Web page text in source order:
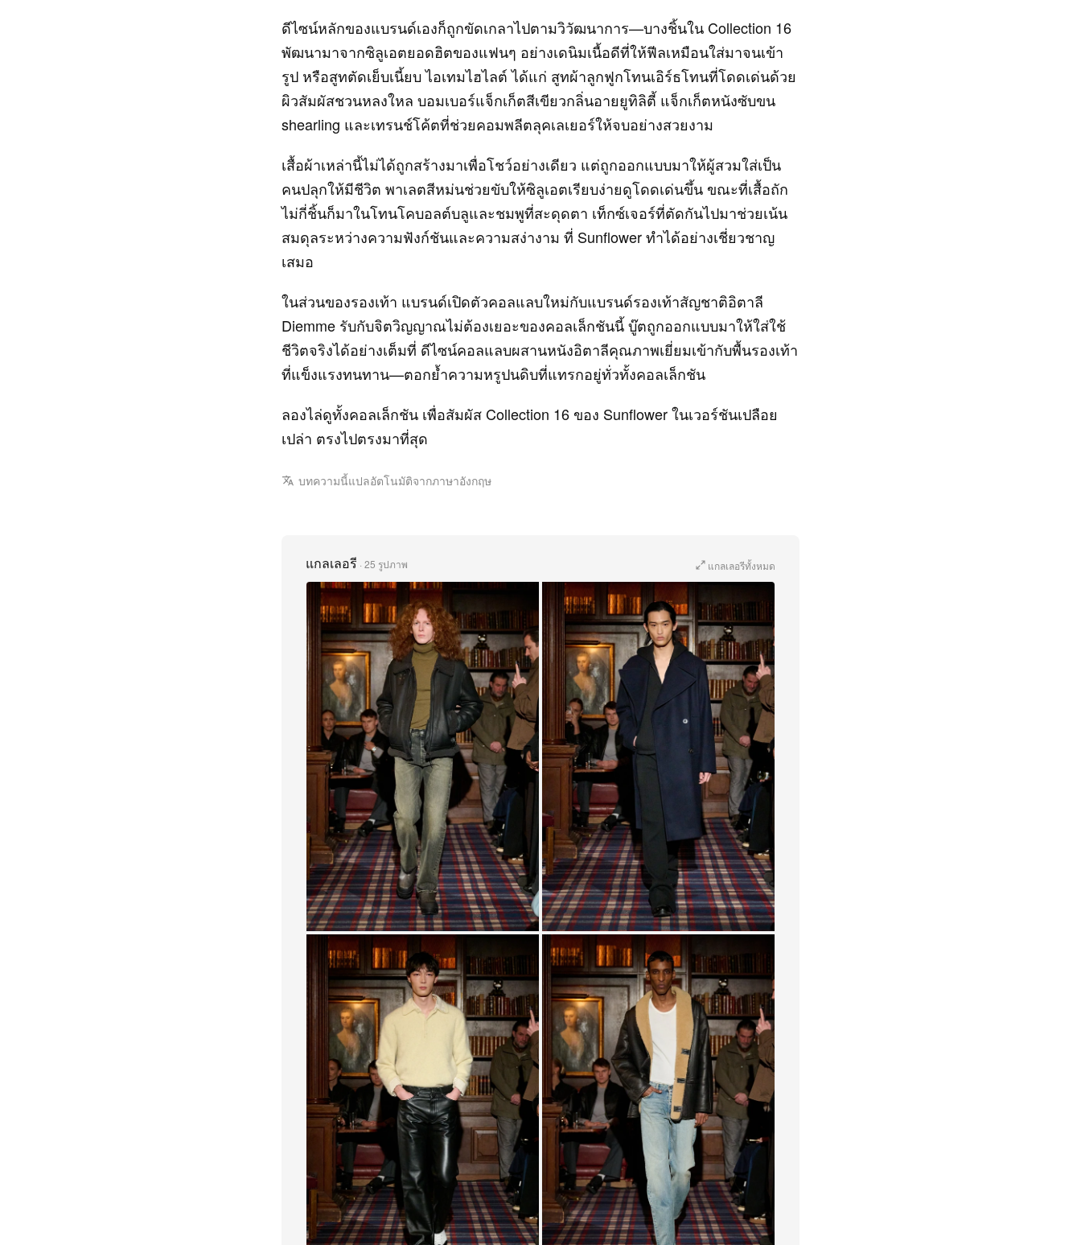
ดีไซน์หลักของแบรนด์เองก็ถูกขัดเกลาไปตามวิวัฒนาการ—บางชิ้นใน Collection 16
พัฒนามาจากซิลูเอตยอดฮิตของแฟนๆ อย่างเดนิมเนื้อดีที่ให้ฟีลเหมือนใส่มาจนเข้า
รูป หรือสูทตัดเย็บเนี้ยบ ไอเทมไฮไลต์ ได้แก่ สูทผ้าลูกฟูกโทนเอิร์ธโทนที่โดดเด่นด้วย
ผิวสัมผัสชวนหลงใหล บอมเบอร์แจ็กเก็ตสีเขียวกลิ่นอายยูทิลิตี้ แจ็กเก็ตหนังซับขน
shearling และเทรนช์โค้ตที่ช่วยคอมพลีตลุคเลเยอร์ให้จบอย่างสวยงาม
เสื้อผ้าเหล่านี้ไม่ได้ถูกสร้างมาเพื่อโชว์อย่างเดียว แต่ถูกออกแบบมาให้ผู้สวมใส่เป็น
คนปลุกให้มีชีวิต พาเลตสีหม่นช่วยขับให้ซิลูเอตเรียบง่ายดูโดดเด่นขึ้น ขณะที่เสื้อถัก
ไม่กี่ชิ้นก็มาในโทนโคบอลต์บลูและชมพูที่สะดุดตา เท็กซ์เจอร์ที่ตัดกันไปมาช่วยเน้น
สมดุลระหว่างความฟังก์ชันและความสง่างาม ที่ Sunflower ทำได้อย่างเชี่ยวชาญ
เสมอ
ในส่วนของรองเท้า แบรนด์เปิดตัวคอลแลบใหม่กับแบรนด์รองเท้าสัญชาติอิตาลี
Diemme รับกับจิตวิญญาณไม่ต้องเยอะของคอลเล็กชันนี้ บู๊ตถูกออกแบบมาให้ใส่ใช้
ชีวิตจริงได้อย่างเต็มที่ ดีไซน์คอลแลบผสานหนังอิตาลีคุณภาพเยี่ยมเข้ากับพื้นรองเท้า
ที่แข็งแรงทนทาน—ตอกย้ำความหรูปนดิบที่แทรกอยู่ทั่วทั้งคอลเล็กชัน
ลองไล่ดูทั้งคอลเล็กชัน เพื่อสัมผัส Collection 16 ของ Sunflower ในเวอร์ชันเปลือย
เปล่า ตรงไปตรงมาที่สุด
บทความนี้แปลอัตโนมัติจากภาษาอังกฤษ
แกลเลอรี · 25 รูปภาพ แกลเลอรีทั้งหมด